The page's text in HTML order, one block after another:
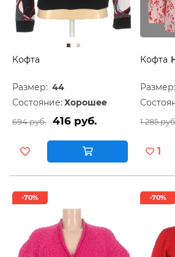
Кофта
Размер: 44
Состояние: Хорошее
694 руб. 416 руб.
Кофта
Размер:
1 285
1
-70% -70%